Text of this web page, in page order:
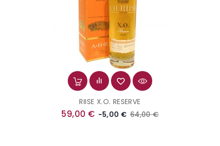
RIISE X.O. RESERVE
Prix
59,00 € -5,00 € Prix
64,00 €